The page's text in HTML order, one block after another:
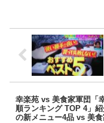
幸楽苑 vs 美食家軍団「
順ランキング TOP 4」
の新メニュー4品 vs 美